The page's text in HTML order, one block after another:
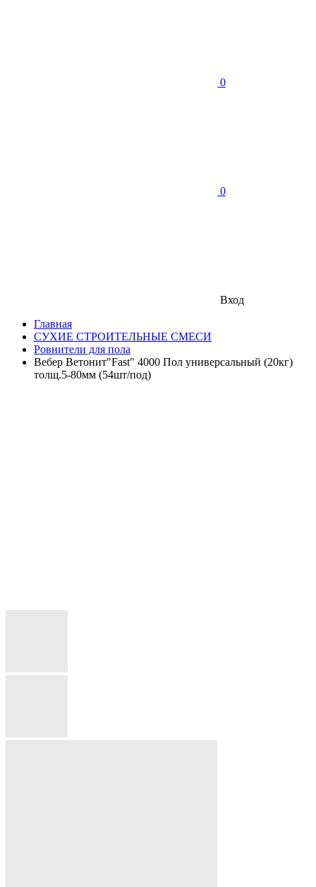
0
0
Вход
Главная
СУХИЕ СТРОИТЕЛЬНЫЕ СМЕСИ
Ровнители для пола
Вебер Ветонит"Fast" 4000 Пол универсальный (20кг)
толщ.5-80мм (54шт/под)